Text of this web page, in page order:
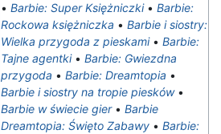
• Barbie: Super Księżniczki• Barbie:
Rockowa księżniczka • Barbie i siostry:
Wielka przygoda z pieskami• Barbie:
Tajne agentki• Barbie: Gwiezdna
przygoda • Barbie: Dreamtopia •
Barbie i siostry na tropie piesków•
Barbie w świecie gier• Barbie
Dreamtopia: Święto Zabawy • Barbie: